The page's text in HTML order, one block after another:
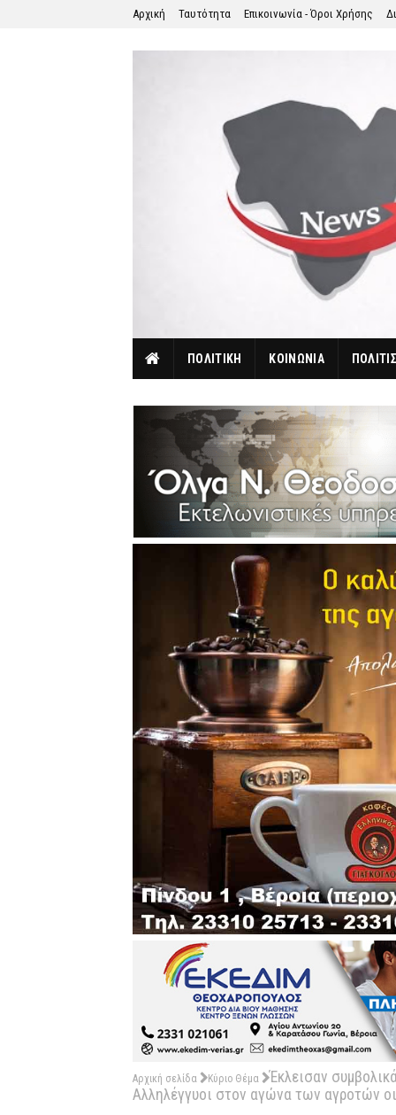
Αρχική Ταυτότητα Επικοινωνία - Όροι Χρήσης
ΠΟΛΙΤΙΚΗ ΚΟΙΝΩΝΙΑ
Αρχική σελίδα Κύριο Θέμα
Έκλεισαν
Αλληλέγγυοι στον αγώνα των αγροτών